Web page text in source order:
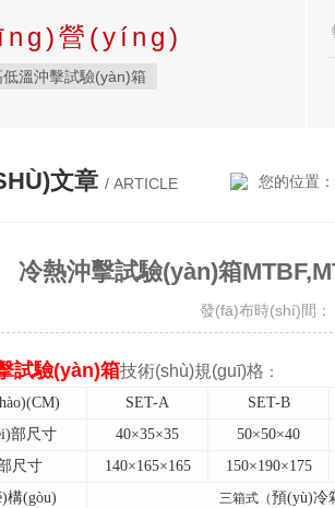
營(yíng)
低溫沖擊試驗(yàn)箱
高低溫試驗(yàn)箱
(yàn)箱 工業(yè)高溫烤箱
自然恒溫對(duì)流試驗(yàn)箱
驗(yàn)箱
PCT高壓加速老化試驗(yàn)機(jī)
箱 萬(wàn)能材料試驗(yàn)機(jī)
文章 / ARTICLE 您的位置：
冷熱沖擊試驗(yàn)箱
發(fā)布時(shí)間
試驗(yàn)箱技術(shù)規(guī)格 ：
SET-A SET-B
部尺寸
40×35×35 50×50×40
尺寸
140×165×165 150×190×175
構(gòu)
三箱式（預(yù)冷